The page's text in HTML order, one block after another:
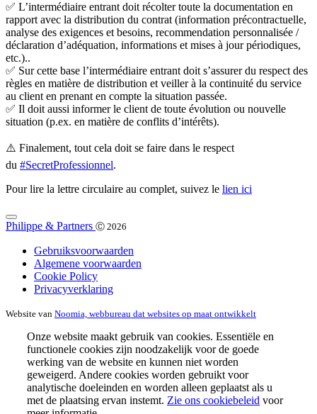
✅ L’intermédiaire entrant doit récolter toute la documentation en
rapport avec la distribution du contrat (information précontractuelle,
analyse des exigences et besoins, recommendation personnalisée /
déclaration d’adéquation, informations et mises à jour périodiques,
etc.)..
✅ Sur cette base l’intermédiaire entrant doit s’assurer du respect des
règles en matière de distribution et veiller à la continuité du service
au client en prenant en compte la situation passée.
✅ Il doit aussi informer le client de toute évolution ou nouvelle
situation (p.ex. en matière de conflits d’intérêts).
⚠️ Finalement, tout cela doit se faire dans le respect
du #SecretProfessionnel.
Pour lire la lettre circulaire au complet, suivez le lien ici
Philippe & Partners Ⓒ 2026
Gebruiksvoorwaarden
Algemene voorwaarden
Cookie Policy
Privacyverklaring
Website van Noomia, webbureau dat websites op maat ontwikkelt
Onze website maakt gebruik van cookies. Essentiële en
functionele cookies zijn noodzakelijk voor de goede
werking van de website en kunnen niet worden
geweigerd. Andere cookies worden gebruikt voor
analytische doeleinden en worden alleen geplaatst als u
met de plaatsing ervan instemt. Zie ons cookiebeleid voor